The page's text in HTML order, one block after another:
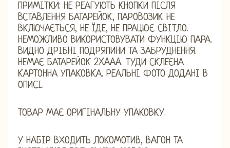
ПРИМІТКИ: НЕ РЕАГУЮТЬ КНОПКИ ПІСЛЯ
ВСТАВЛЕННЯ БАТАРЕЙОК, ПАРОВОЗИК НЕ
ВКЛЮЧАЄТЬСЯ, НЕ ЇДЕ, НЕ ПРАЦЮЄ СВІТЛО.
НЕМОЖЛИВО ВИКОРИСТОВУВАТИ ФУНКЦІЮ ПАРА.
ВИДНО ДРІБНІ ПОДРЯПИНИ ТА ЗАБРУДНЕННЯ.
НЕМАЄ БАТАРЕЙОК 2XAAA. ТУДИ СКЛЕЄНА
КАРТОННА УПАКОВКА. РЕАЛЬНІ ФОТО ДОДАНІ В
ОПИСІ.
ТОВАР МАЄ ОРИГІНАЛЬНУ УПАКОВКУ.
У НАБІР ВХОДИТЬ ЛОКОМОТИВ, ВАГОН ТА